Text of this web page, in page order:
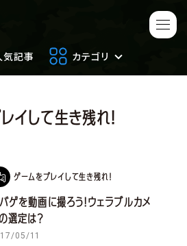
気記事 カテゴリ
映画・ドラマ
便利アイテム
イして生き残れ！
ゲームをプレイして生き残れ！
ゲを動画に撮ろう！ウェラブルカメ
選定は？
05/11